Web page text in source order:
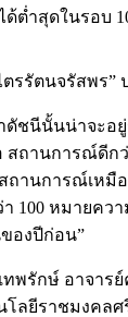
ด้ต่ำสุดในรอบ
รรัตนจรัสพร”
ชนีนั้นน่าจะอยู่
สถานการณ์ดีก
ถานการณ์เหมื
100 หมายคว
องปีก่อน”
ทพรักษ์ อาจาร
โลยีราชมงคล